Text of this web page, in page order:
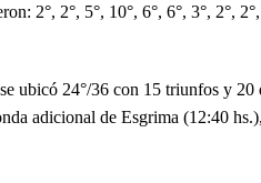
2°, 2°, 5°, 10°, 6°, 6°, 3°, 2°,
24°/36 con 15 triunfos y
adicional de Esgrima (12:40